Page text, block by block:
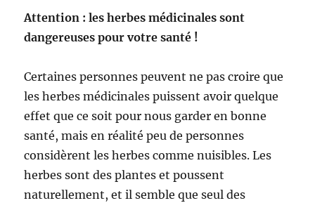
Attention : les herbes médicinales sont
dangereuses pour votre santé !
Certaines personnes peuvent ne pas croire que
les herbes médicinales puissent avoir quelque
effet que ce soit pour nous garder en bonne
santé, mais en réalité peu de personnes
considèrent les herbes comme nuisibles. Les
herbes sont des plantes et poussent
naturellement, et il semble que seul des